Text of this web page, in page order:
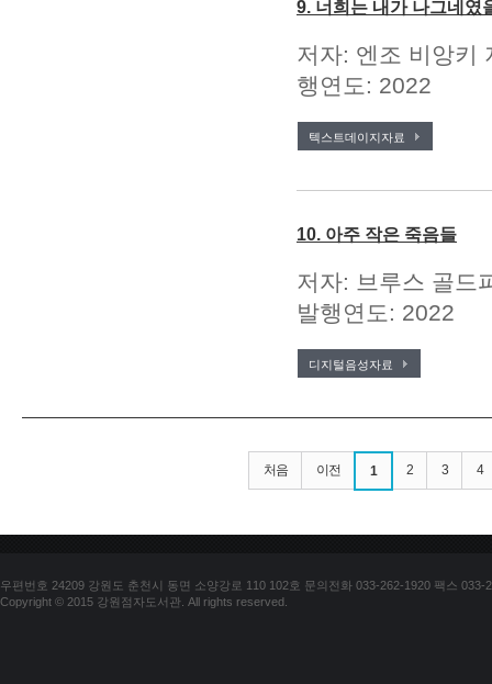
9. 너희는 내가 나그네였
저자: 엔조 비앙키
행연도: 2022
텍스트데이지자료
10. 아주 작은 죽음들
저자: 브루스 골드
발행연도: 2022
디지털음성자료
처음 이전 1 2 3 4
우편번호 24209 강원도 춘천시 동면 소양강로 110 102호 문의전화 033-262-1920 팩스 033-
Copyright © 2015 강원점자도서관. All rights reserved.